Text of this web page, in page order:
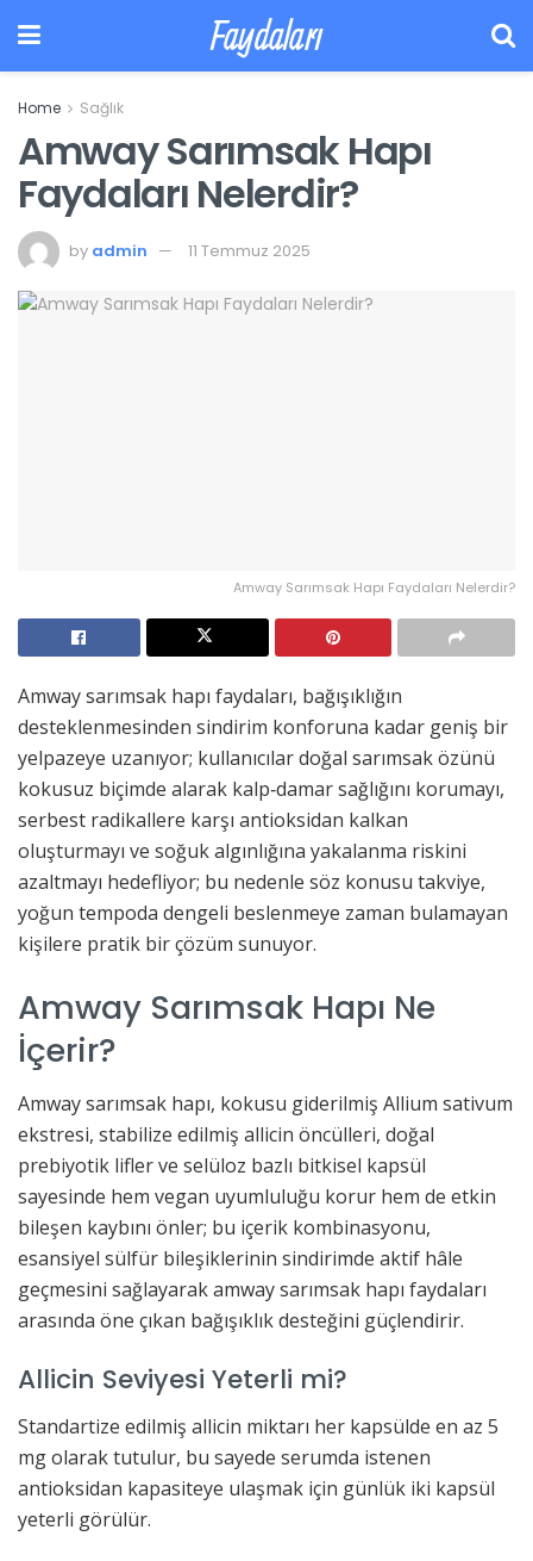
Faydaları
Home Sağlık
Amway Sarımsak Hapı
Faydaları Nelerdir?
by admin 11 Temmuz 2025
Amway Sarımsak Hapı Faydaları Nelerdir?
Amway sarımsak hapı faydaları, bağışıklığın
desteklenmesinden sindirim konforuna kadar geniş bir
yelpazeye uzanıyor; kullanıcılar doğal sarımsak özünü
kokusuz biçimde alarak kalp‐damar sağlığını korumayı,
serbest radikallere karşı antioksidan kalkan
oluşturmayı ve soğuk algınlığına yakalanma riskini
azaltmayı hedefliyor; bu nedenle söz konusu takviye,
yoğun tempoda dengeli beslenmeye zaman bulamayan
kişilere pratik bir çözüm sunuyor.
Amway Sarımsak Hapı Ne
İçerir?
Amway sarımsak hapı, kokusu giderilmiş Allium sativum
ekstresi, stabilize edilmiş allicin öncülleri, doğal
prebiyotik lifler ve selüloz bazlı bitkisel kapsül
sayesinde hem vegan uyumluluğu korur hem de etkin
bileşen kaybını önler; bu içerik kombinasyonu,
esansiyel sülfür bileşiklerinin sindirimde aktif hâle
geçmesini sağlayarak amway sarımsak hapı faydaları
arasında öne çıkan bağışıklık desteğini güçlendirir.
Allicin Seviyesi Yeterli mi?
Standartize edilmiş allicin miktarı her kapsülde en az 5
mg olarak tutulur, bu sayede serumda istenen
antioksidan kapasiteye ulaşmak için günlük iki kapsül
yeterli görülür.